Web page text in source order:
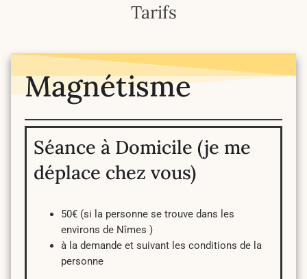
Tarifs
Magnétisme
Séance à Domicile (je me
déplace chez vous)
50€ (si la personne se trouve dans les
environs de Nîmes )
à la demande et suivant les conditions de la
personne